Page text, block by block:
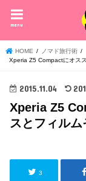
menu
HOME
ノマド旅行術
Xperia Z5 Compactにオス
2015.11.04
Xperia Z5
スとフィル
3